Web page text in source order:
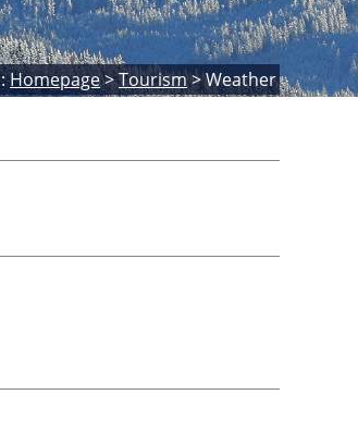
Homepage>Tourism>Weather